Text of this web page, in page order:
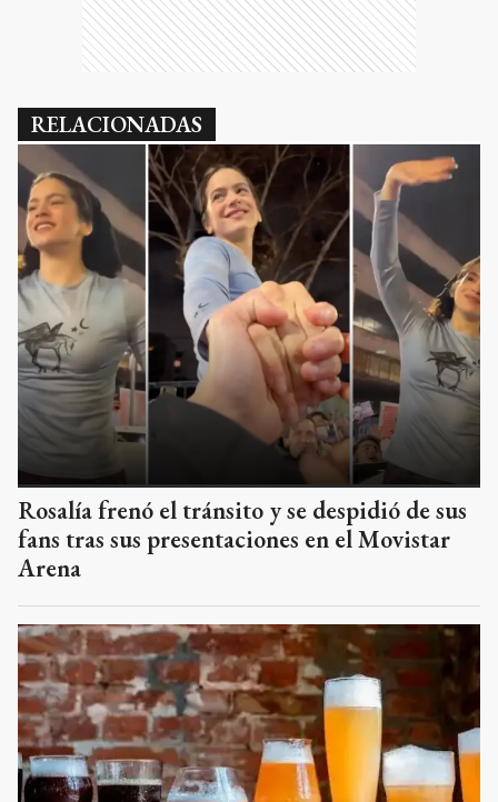
RELACIONADAS
Rosalía frenó el tránsito y se despidió de sus
fans tras sus presentaciones en el Movistar
Arena